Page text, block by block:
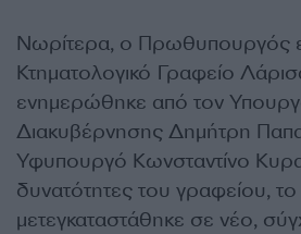
Νωρίτερα, ο Πρωθυπουργός
Κτηματολογικό Γραφείο
ενημερώθηκε από τον
Διακυβέρνησης Δημήτρη
Υφυπουργό Κωνσταντίνο
δυνατότητες του γραφείου,
μετεγκαταστάθηκε σε νέο,